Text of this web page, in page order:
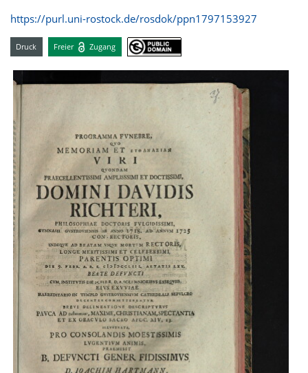
https://purl.uni-rostock.de/rosdok/ppn1797153927
Druck Freier Zugang